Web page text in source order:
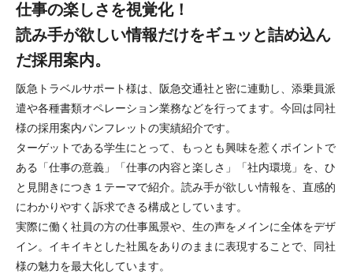
仕事の楽しさを視覚化！
読み手が欲しい情報だけをギュッと詰め込ん
だ採用案内。
阪急トラベルサポート様は、阪急交通社と密に連動し、添乗員派
遣や各種書類オペレーション業務などを行ってます。今回は同社
様の採用案内パンフレットの実績紹介です。
ターゲットである学生にとって、もっとも興味を惹くポイントで
ある「仕事の意義」「仕事の内容と楽しさ」「社内環境」を、ひ
と見開きにつき１テーマで紹介。読み手が欲しい情報を、直感的
にわかりやすく訴求できる構成としています。
実際に働く社員の方の仕事風景や、生の声をメインに全体をデザ
イン。イキイキとした社風をありのままに表現することで、同社
様の魅力を最大化しています。